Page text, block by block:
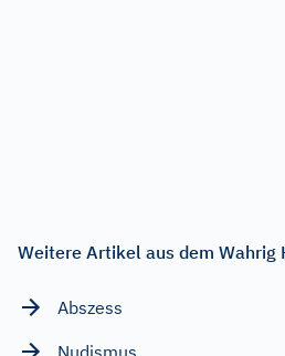
Weitere Artikel aus dem
Abszess
Nudismus